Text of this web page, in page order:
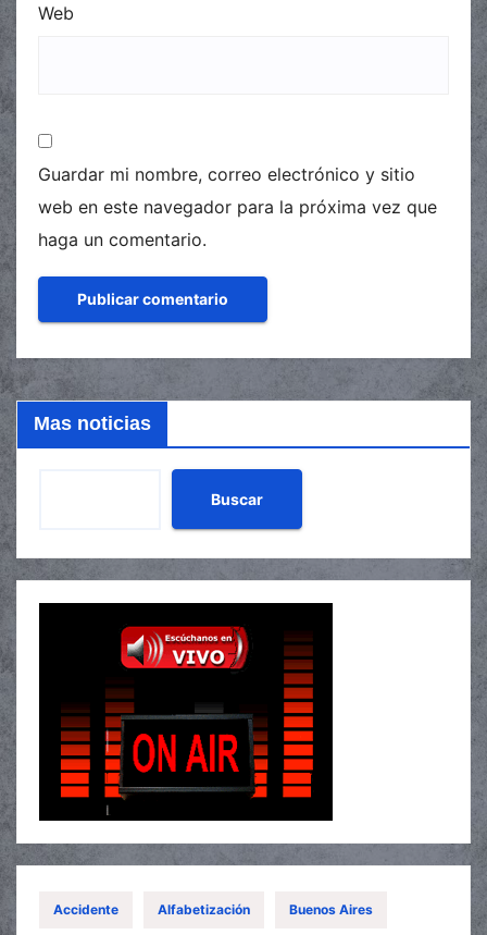
Web
Guardar mi nombre, correo electrónico y sitio
web en este navegador para la próxima vez que
haga un comentario.
Mas noticias
Buscar
Accidente Alfabetización Buenos Aires